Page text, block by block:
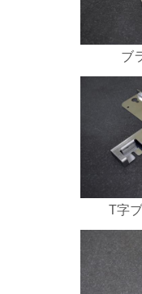
ブ
T字